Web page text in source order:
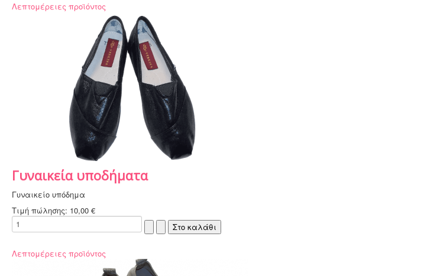
Λεπτομέρειες προϊόντος
Γυναικεία υποδήματα
Γυναικείο υπόδημα
Τιμή πώλησης: 10,00 €
Λεπτομέρειες προϊόντος